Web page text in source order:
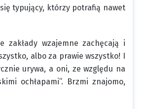
typujący, którzy potrafią nawet
zakłady wzajemne zachęcają i
albo za prawie wszystko! I
urywa, a oni, ze względu na
ochłapami”. Brzmi znajomo,